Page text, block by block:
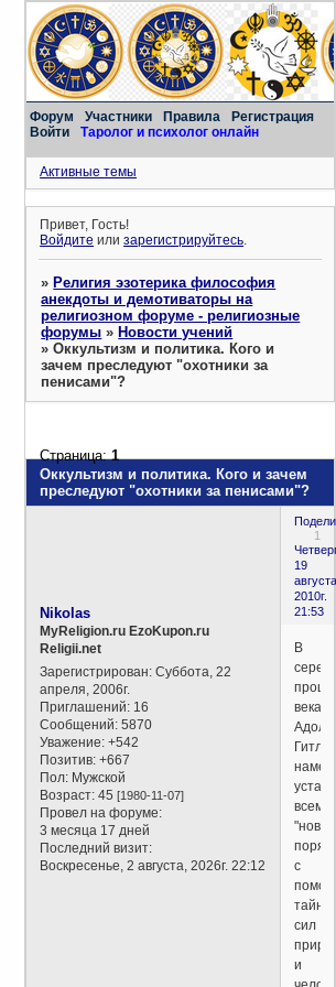
Форум Участники Правила
Регистрация
Войти
Таролог и психолог онлайн
Активные темы
Привет, Гость!
Войдите илизарегистрируйтесь.
»Религия эзотерика философия
анекдоты и демотиваторы на
религиозном форуме - религиозные
форумы »Новости учений
»Оккультизм и политика. Кого и
зачем преследуют "охотники за
пенисами"?
Оккультизм и политика. Кого и зачем
преследуют "охотники за пенисами"?
Страница:1
1
19
2010г.
21:53
Nikolas
MyReligion.ru EzoKupon.ru
Religii.net
Зарегистрирован: Суббота, 22
апреля, 2006г.
Приглашений: 16
Сообщений: 5870
Уважение: +542
Позитив: +667
Пол: Мужской
Возраст: 45[1980-11-07]
Провел на форуме:
3 месяца 17 дней
Последний визит:
Воскресенье, 2 августа, 2026г. 22:12
В
века
с
сил
и